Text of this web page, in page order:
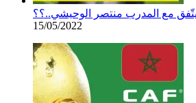
مع المدرب منتصر الوحيشي..؟؟
15/05/2022